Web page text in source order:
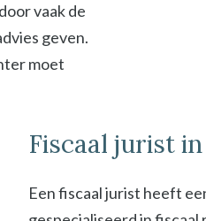
vaak de
geven.
moet
Fiscaal jurist
Een fiscaal jurist heeft